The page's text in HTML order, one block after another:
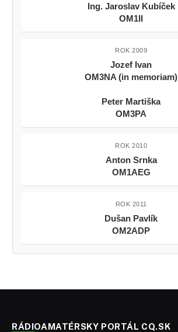
Ing. Jaroslav Kubíček
OM1II
ROK 2009
Jozef Ivan
OM3NA (in memoriam)
Peter Martiška
OM3PA
ROK 2010
Anton Srnka
OM1AEG
ROK 2011
Dušan Pavlík
OM2ADP
RÁDIOAMATÉRSKY PORTÁL CQ.SK